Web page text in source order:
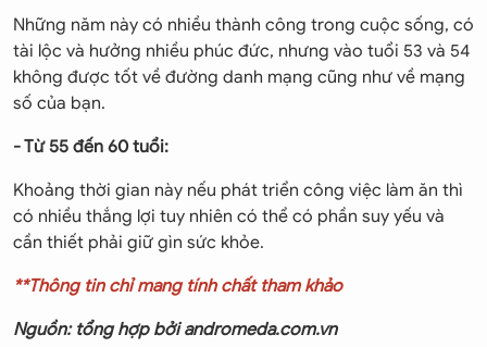
Những năm này có nhiều thành công trong cuộc sống, có
tài lộc và hưởng nhiều phúc đức, nhưng vào tuổi 53 và 54
không được tốt về đường danh mạng cũng như về mạng
số của bạn.
- Từ 55 đến 60 tuổi:
Khoảng thời gian này nếu phát triển công việc làm ăn thì
có nhiều thắng lợi tuy nhiên có thể có phần suy yếu và
cần thiết phải giữ gìn sức khỏe.
**Thông tin chỉ mang tính chất tham khảo
Nguồn: tổng hợp bởi andromeda.com.vn